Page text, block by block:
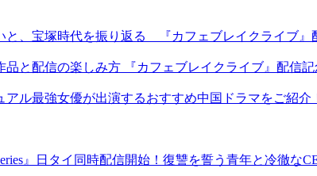
と、宝塚時代を振り返る 『カフェブレイクライブ』
と配信の楽しみ方 『カフェブレイクライブ』配信
アル最強女優が出演するおすすめ中国ドラマをご紹介
』日タイ同時配信開始！復讐を誓う青年と冷徹な